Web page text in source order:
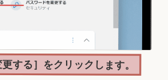
する］をクリックします。